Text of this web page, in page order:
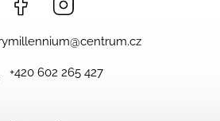
@centrum.cz
+420 602 265 427